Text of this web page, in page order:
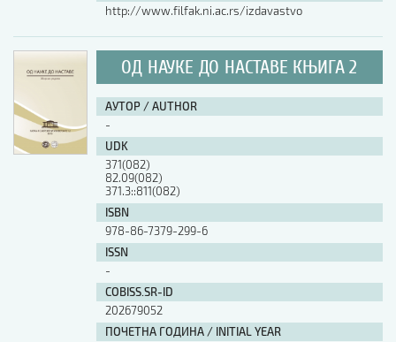
http://www.filfak.ni.ac.rs/izdavastvo
ОД НАУКЕ ДО НАСТАВЕ КЊИГА 2
АУТОР / AUTHOR
-
UDK
371(082)
82.09(082)
371.3::811(082)
ISBN
978-86-7379-299-6
ISSN
-
COBISS.SR-ID
202679052
ПОЧЕТНА ГОДИНА / INITIAL YEAR